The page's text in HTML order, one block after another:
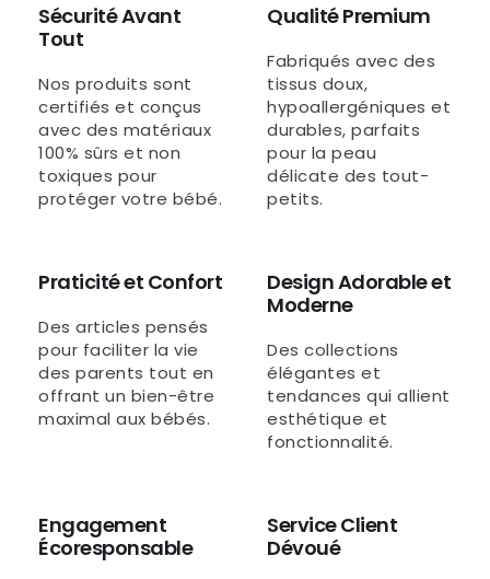
Sécurité Avant
Tout
Nos produits sont
certifiés et conçus
avec des matériaux
100% sûrs et non
toxiques pour
protéger votre bébé.
Qualité Premium
Fabriqués avec des
tissus doux,
hypoallergéniques et
durables, parfaits
pour la peau
délicate des tout-
petits.
Praticité et Confort
Des articles pensés
pour faciliter la vie
des parents tout en
offrant un bien-être
maximal aux bébés.
Design Adorable et
Moderne
Des collections
élégantes et
tendances qui allient
esthétique et
fonctionnalité.
Engagement
Écoresponsable
Service Client
Dévoué